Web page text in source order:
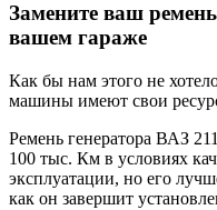
Замените ваш
вашем гараже
Как бы нам этого не
машины имеют свои
Ремень генератора ВАЗ
100 тыс. Км в условиях
эксплуатации, но его
как он завершит